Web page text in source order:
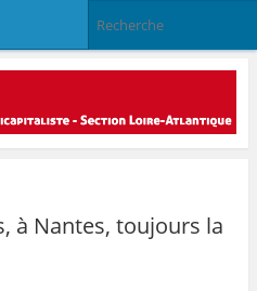
à Nantes, toujours la